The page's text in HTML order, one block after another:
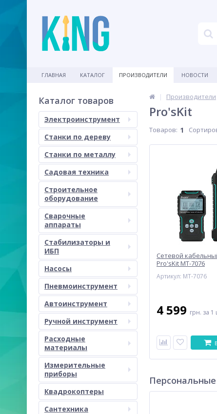
ГЛАВНАЯ КАТАЛОГ ПРОИЗВОДИТЕЛИ НОВОСТИ
Каталог товаров
Электроинструмент
Станки по дереву
Станки по металлу
Садовая техника
Строительное
оборудование
Сварочные
аппараты
Стабилизаторы и
ИБП
Насосы
Пневмоинструмент
Автоинструмент
Ручной инструмент
Расходные
материалы
Измерительные
приборы
Квадрокоптеры
Сантехника
Производители
Pro'sKit
Товаров: 1
Сетевой
Pro'sKit MT-7076
Артикул: MT-7076
4 599 грн. за 1